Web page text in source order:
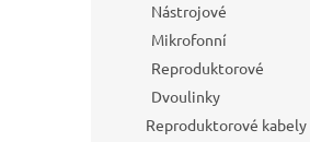
Nástrojové
Mikrofonní
Reproduktorové
Dvoulinky
Reproduktorové kabely